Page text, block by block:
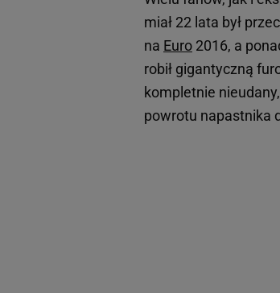
miał 22 lata był
na Euro 2016, a
robił gigantyczną
kompletnie
powrotu napastnika